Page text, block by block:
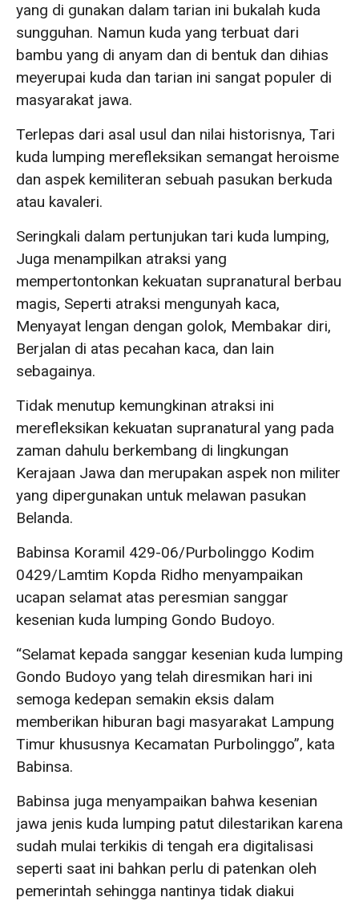
yang di gunakan dalam tarian ini bukalah kuda
sungguhan. Namun kuda yang terbuat dari
bambu yang di anyam dan di bentuk dan dihias
meyerupai kuda dan tarian ini sangat populer di
masyarakat jawa.
Terlepas dari asal usul dan nilai historisnya, Tari
kuda lumping merefleksikan semangat heroisme
dan aspek kemiliteran sebuah pasukan berkuda
atau kavaleri.
Seringkali dalam pertunjukan tari kuda lumping,
Juga menampilkan atraksi yang
mempertontonkan kekuatan supranatural berbau
magis, Seperti atraksi mengunyah kaca,
Menyayat lengan dengan golok, Membakar diri,
Berjalan di atas pecahan kaca, dan lain
sebagainya.
Tidak menutup kemungkinan atraksi ini
merefleksikan kekuatan supranatural yang pada
zaman dahulu berkembang di lingkungan
Kerajaan Jawa dan merupakan aspek non militer
yang dipergunakan untuk melawan pasukan
Belanda.
Babinsa Koramil 429-06/Purbolinggo Kodim
0429/Lamtim Kopda Ridho menyampaikan
ucapan selamat atas peresmian sanggar
kesenian kuda lumping Gondo Budoyo.
“Selamat kepada sanggar kesenian kuda lumping
Gondo Budoyo yang telah diresmikan hari ini
semoga kedepan semakin eksis dalam
memberikan hiburan bagi masyarakat Lampung
Timur khususnya Kecamatan Purbolinggo”, kata
Babinsa.
Babinsa juga menyampaikan bahwa kesenian
jawa jenis kuda lumping patut dilestarikan karena
sudah mulai terkikis di tengah era digitalisasi
seperti saat ini bahkan perlu di patenkan oleh
pemerintah sehingga nantinya tidak diakui